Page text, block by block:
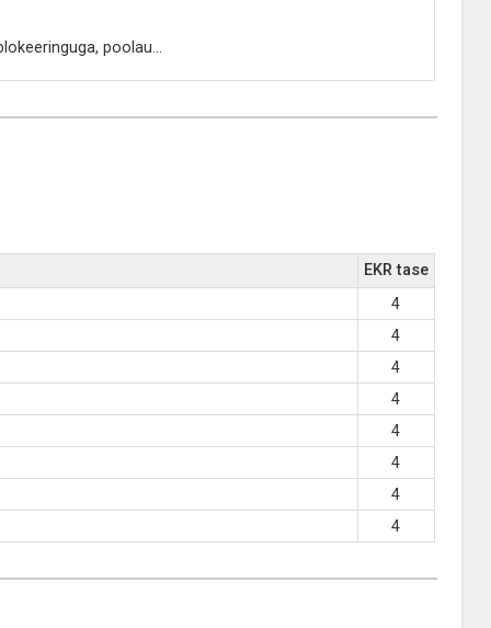
poolau...
EKR tase
4
4
4
4
4
4
4
4